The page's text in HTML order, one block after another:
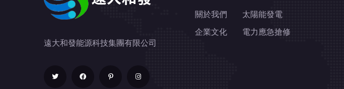
遠大和發能源科技集團有限公司
關於我們
企業文化
太陽能發電
電力應急搶修